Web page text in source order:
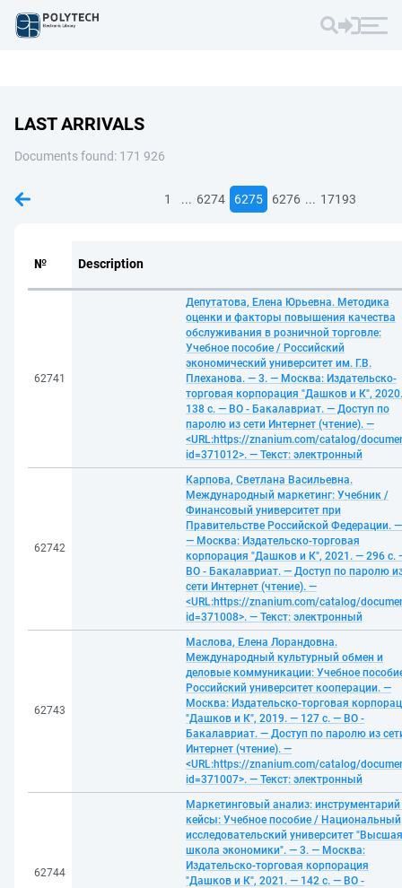
LAST ARRIVALS
Documents found: 171 926
1 ... 6274 6275 6276 ... 17193
№ Description
62741
Депутатова, Елена Юрьевна. Методика
оценки и факторы повышения качества
обслуживания в розничной торговле:
Учебное пособие / Российский
экономический университет им. Г.В.
Плеханова. — 3. — Москва: Издательско-
торговая корпорация "Дашков и К",
138 с. — ВО - Бакалавриат. — Доступ по
паролю из сети Интернет (чтение). —
<URL:https://znanium.com/catalog/
id=371012>. — Текст: электронный
62742
Карпова, Светлана Васильевна.
Международный маркетинг: Учебник /
Финансовый университет при
Правительстве Российской Федерации.
— Москва: Издательско-торговая
корпорация "Дашков и К", 2021. — 296 с.
ВО - Бакалавриат. — Доступ по паролю
сети Интернет (чтение). —
<URL:https://znanium.com/catalog/
id=371008>. — Текст: электронный
62743
Маслова, Елена Лорандовна.
Международный культурный обмен и
деловые коммуникации: Учебное
Российский университет кооперации. —
Москва: Издательско-торговая
"Дашков и К", 2019. — 127 с. — ВО -
Бакалавриат. — Доступ по паролю из
Интернет (чтение). —
<URL:https://znanium.com/catalog/
id=371007>. — Текст: электронный
62744
Маркетинговый анализ: инструментарий
кейсы: Учебное пособие / Национальный
исследовательский университет "Высшая
школа экономики". — 3. — Москва:
Издательско-торговая корпорация
"Дашков и К", 2021. — 142 с. — ВО -